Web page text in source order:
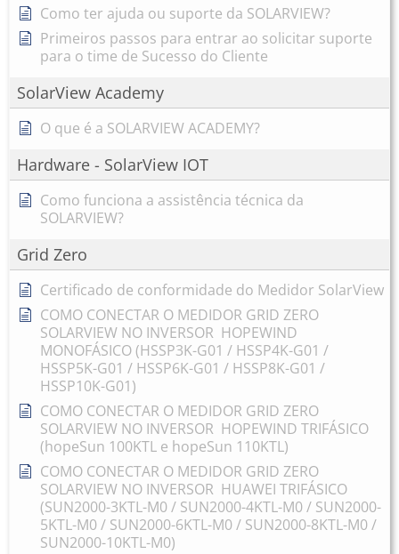
Como ter ajuda ou suporte da SOLARVIEW?
Primeiros passos para entrar ao solicitar suporte
para o time de Sucesso do Cliente
SolarView Academy
O que é a SOLARVIEW ACADEMY?
Hardware - SolarView IOT
Como funciona a assistência técnica da
SOLARVIEW?
Grid Zero
Certificado de conformidade do Medidor SolarView
COMO CONECTAR O MEDIDOR GRID ZERO
SOLARVIEW NO INVERSOR HOPEWIND
MONOFÁSICO (HSSP3K-G01 / HSSP4K-G01 /
HSSP5K-G01 / HSSP6K-G01 / HSSP8K-G01 /
HSSP10K-G01)
COMO CONECTAR O MEDIDOR GRID ZERO
SOLARVIEW NO INVERSOR HOPEWIND TRIFÁSICO
(hopeSun 100KTL e hopeSun 110KTL)
COMO CONECTAR O MEDIDOR GRID ZERO
SOLARVIEW NO INVERSOR HUAWEI TRIFÁSICO
(SUN2000-3KTL-M0 / SUN2000-4KTL-M0 / SUN2000-
5KTL-M0 / SUN2000-6KTL-M0 / SUN2000-8KTL-M0 /
SUN2000-10KTL-M0)